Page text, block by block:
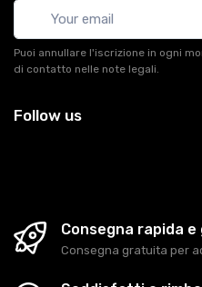
Puoi annullare l'iscrizione in ogni
di contatto nelle note legali.
Follow us
Consegna rapida
Consegna gratuita per